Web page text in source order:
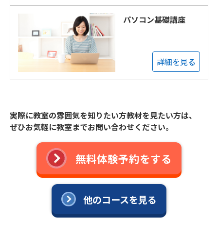
パソコン基礎講座
詳細を見る
実際に教室の雰囲気を知りたい方教材を見たい方は、
ぜひお気軽に教室までお問い合わせください。
無料体験予約をする
他のコースを見る